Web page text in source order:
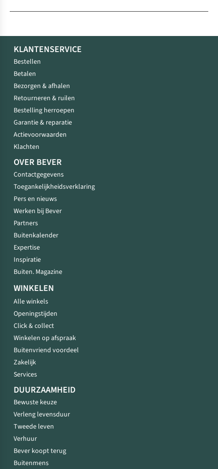
KLANTENSERVICE
Bestellen
Betalen
Bezorgen & afhalen
Retourneren & ruilen
Bestelling herroepen
Garantie & reparatie
Actievoorwaarden
Klachten
OVER BEVER
Contactgegevens
Toegankelijkheidsverklaring
Pers en nieuws
Werken bij Bever
Partners
Buitenkalender
Expertise
Inspiratie
Buiten. Magazine
WINKELEN
Alle winkels
Openingstijden
Click & collect
Winkelen op afspraak
Buitenvriend voordeel
Zakelijk
Services
DUURZAAMHEID
Bewuste keuze
Verleng levensduur
Tweede leven
Verhuur
Bever koopt terug
Buitenmens